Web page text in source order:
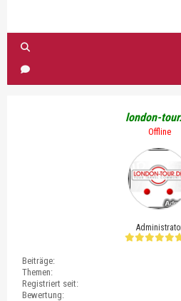
london-
Offline
Beiträge:
Themen:
Registriert seit:
Bewertung: